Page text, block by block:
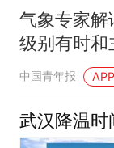
气象专家解
级别有时和
差异
中国青年报
武汉降温时